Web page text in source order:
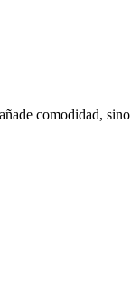
comodidad,